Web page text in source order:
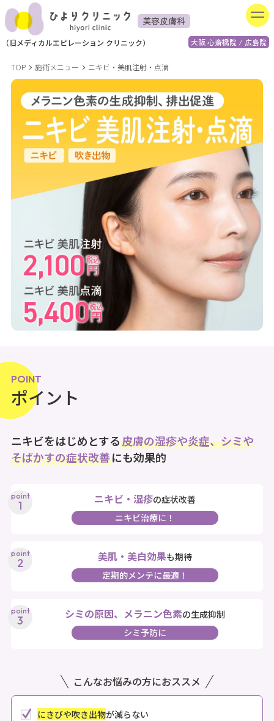
美容皮膚科
大阪 心斎橋院 / 広島院
（旧メディカルエピレーション クリニック）
TOP 施術メニュー ニキビ・美肌注射・点滴
POINT
ポイント
ニキビをはじめとする皮膚の湿疹や炎症、シミや
そばかすの症状改善にも効果的
ニキビ・湿疹の症状改善
ニキビ治療に！
美肌・美白効果も期待
定期的メンテに最適！
シミの原因、メラニン色素の生成抑制
シミ予防に
こんなお悩みの方におススメ
にきびや吹き出物が減らない